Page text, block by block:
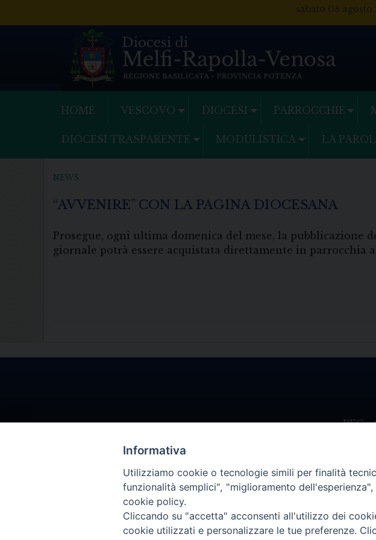
sabato 08 agosto
HOME VESCOVO DIOCESI PARROCCHIE
DIOCESI TRASPARENTE MODULISTICA LA
NEWS
“AVVENIRE” CON LA PAGINA DIOCESANA
Prosegue, ogni ultima domenica del mese, la pubblicazione
giornale potrà essere acquistata direttamente in parrocchia
PEC
Informativa
Utilizziamo cookie o tecnologie simili per finalità
funzionalità semplici", "miglioramento
cookie policy.
Cliccando su "accetta" acconsenti all'utilizzo dei
cookie utilizzati e personalizzare le tue preferenze.